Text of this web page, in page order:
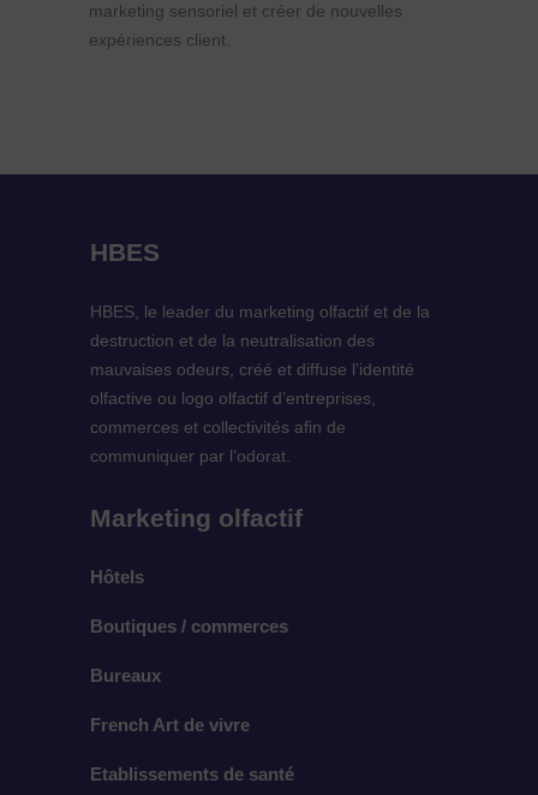
marketing sensoriel et créer de nouvelles
expériences client.
HBES
HBES, le leader du marketing olfactif et de la
destruction et de la neutralisation des
mauvaises odeurs, créé et diffuse l’identité
olfactive ou logo olfactif d’entreprises,
commerces et collectivités afin de
communiquer par l’odorat.
Marketing olfactif
Hôtels
Boutiques / commerces
Bureaux
French Art de vivre
Etablissements de santé